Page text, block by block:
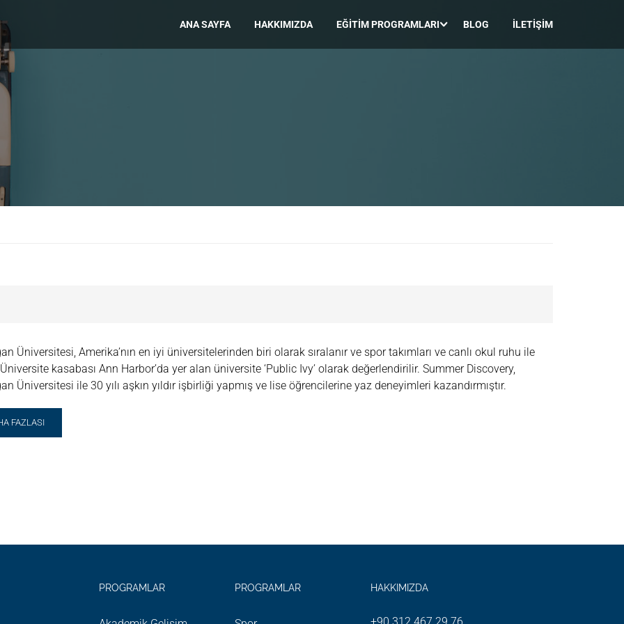
ANA SAYFA HAKKIMIZDA EĞITIM PROGRAMLARI BLOG İLETIŞIM
Üniversitesi, Amerika’nın en iyi üniversitelerinden biri olarak sıralanır ve spor takımları ve canlı okul ruhu ile
kasabası Ann Harbor’da yer alan üniversite ‘Public Ivy’ olarak değerlendirilir. Summer Discovery,
Üniversitesi ile 30 yılı aşkın yıldır işbirliği yapmış ve lise öğrencilerine yaz deneyimleri kazandırmıştır.
FAZLASI
PROGRAMLAR PROGRAMLAR HAKKIMIZDA